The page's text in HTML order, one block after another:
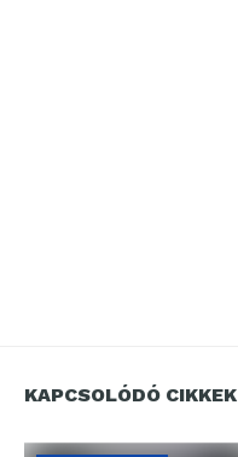
KAPCSOLÓDÓ CIKKEK